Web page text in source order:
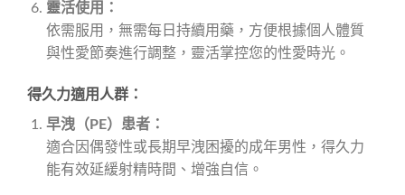
靈活使用：
依需服用，無需每日持續用藥，方便根據個人體質
與性愛節奏進行調整，靈活掌控您的性愛時光。
得久力適用人群：
早洩（PE）患者：
適合因偶發性或長期早洩困擾的成年男性，得久力
能有效延緩射精時間、增強自信。